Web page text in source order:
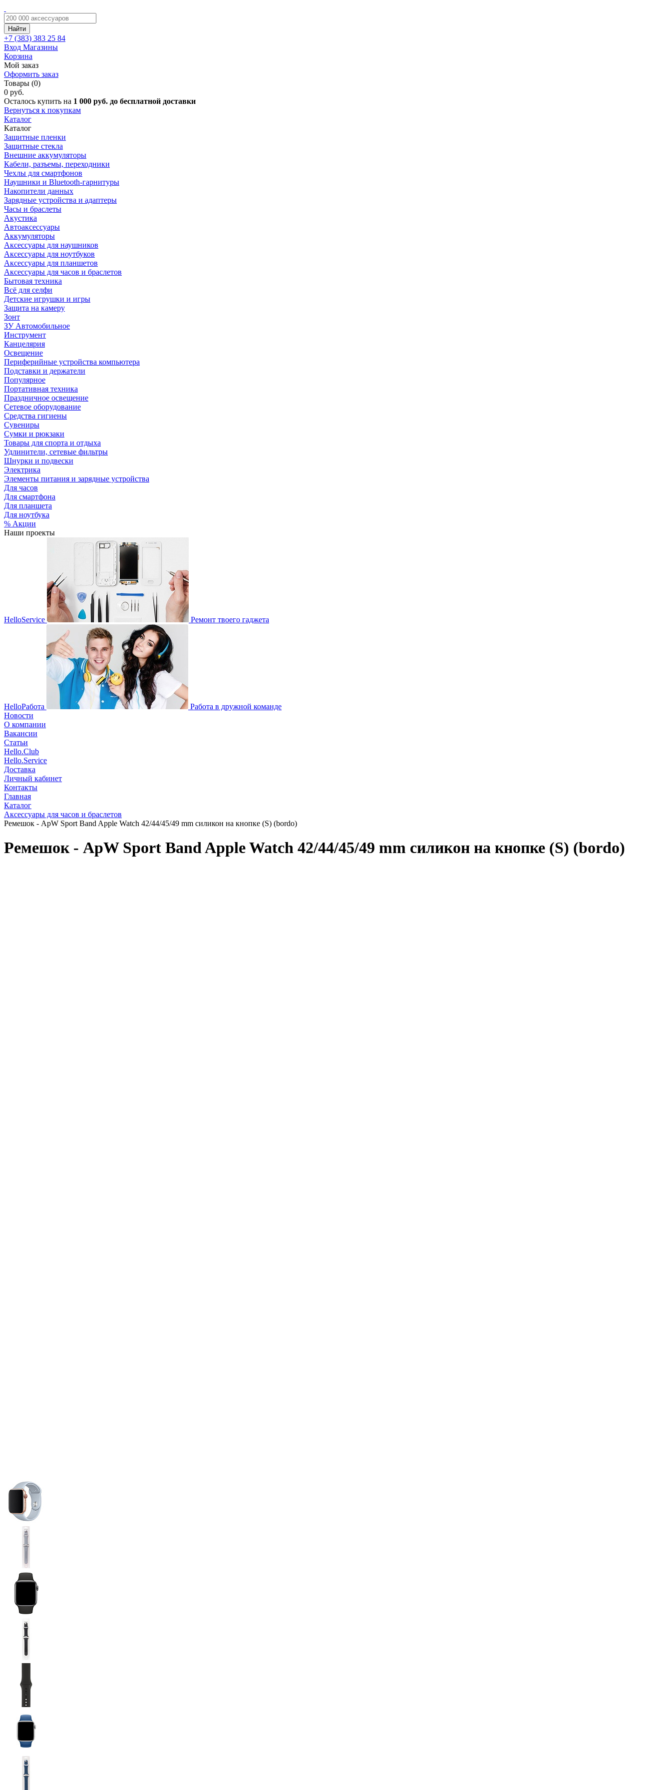
Найти
+7 (383) 383 25 84
Вход Магазины
Корзина
Мой заказ
Оформить заказ
Товары (0)
0 руб.
Осталось купить на 1 000 руб. до бесплатной доставки
Вернуться к покупкам
Каталог
Каталог
Защитные пленки
Защитные стекла
Внешние аккумуляторы
Кабели, разъемы, переходники
Чехлы для смартфонов
Наушники и Bluetooth-гарнитуры
Накопители данных
Зарядные устройства и адаптеры
Часы и браслеты
Акустика
Автоаксессуары
Аккумуляторы
Аксессуары для наушников
Аксессуары для ноутбуков
Аксессуары для планшетов
Аксессуары для часов и браслетов
Бытовая техника
Всё для селфи
Детские игрушки и игры
Защита на камеру
Зонт
ЗУ Автомобильное
Инструмент
Канцелярия
Освещение
Периферийные устройства компьютера
Подставки и держатели
Популярное
Портативная техника
Праздничное освещение
Сетевое оборудование
Средства гигиены
Сувениры
Сумки и рюкзаки
Товары для спорта и отдыха
Удлинители, сетевые фильтры
Шнурки и подвески
Электрика
Элементы питания и зарядные устройства
Для часов
Для смартфона
Для планшета
Для ноутбука
% Акции
Наши проекты
HelloService Ремонт твоего гаджета
HelloРабота
Работа в дружной команде
Новости
О компании
Вакансии
Статьи
Hello.Club
Hello.Service
Доставка
Личный кабинет
Контакты
Главная
Каталог
Аксессуары для часов и браслетов
Ремешок - ApW Sport Band Apple Watch 42/44/45/49 mm силикон на кнопке (S) (bordo)
Ремешок - ApW Sport Band Apple Watch 42/44/45/49 mm силикон на кнопке (S) (bordo)